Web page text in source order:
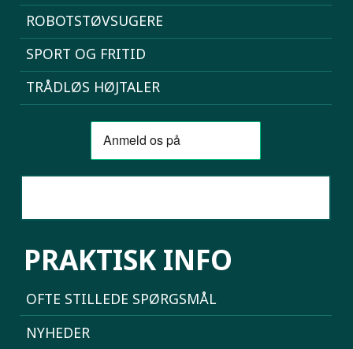
ROBOTSTØVSUGERE
SPORT OG FRITID
TRÅDLØS HØJTALER
PRAKTISK INFO
OFTE STILLEDE SPØRGSMÅL
NYHEDER